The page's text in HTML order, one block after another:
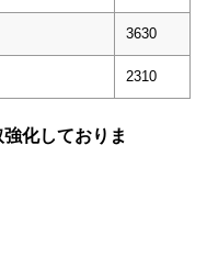
3630
2310
化しておりま